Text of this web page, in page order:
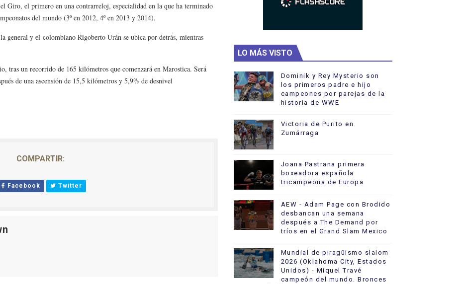
Giro, el primero en una contrarreloj, especialidad en la que ha terminado
del mundo (3º en 2012, 4º en 2013 y 2014).
general y el colombiano Rigoberto Urán se ubica por detrás, mientras
tras un recorrido de 165 kilómetros que comenzará en Marostica. Será
de una ascensión de 15,5 kilómetros y 5,9% de desnivel
COMPARTIR:
Facebook Twitter
LO MÁS VISTO
Dominik y Rey Mysterio son
los primeros padre e hijo
campeones por parejas de la
historia de WWE
Victoria de Purito en
Zumárraga
Joana Pastrana primera
boxeadora española
tricampeona de Europa
AEW - Adam Page con Brodido
desbancan una semana
después a The Demand por
tríos en el Grand Slam Mexico
Mundial de piragüismo slalom
2026 (Oklahoma City, Estados
Unidos) - Miquel Travé
campeón del mundo. Bronces